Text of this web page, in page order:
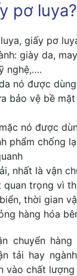
pơ luya?
giấy pơ
giày da,
nghệ,….
nó được
bảo vệ bề
nó được
phẩm chống
nhất là vận
quan trọng vì
thời gian
hàng hóa
chuyển
tải hay
vào chất lượng